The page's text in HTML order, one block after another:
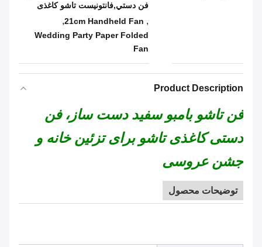
فن دستي,فانتونیست تاشو کاغذی
21cm Handheld Fan
,
Wedding Party Paper Folded
Product Description
فن تاشو بامبو سفید دست ساز، فن
دستی کاغذی تاشو برای تزئین خانه و
جشن عروسی
توضیحات محصول